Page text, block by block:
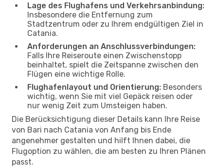
Lage des Flughafens und Verkehrsanbindung:
Insbesondere die Entfernung zum
Stadtzentrum oder zu Ihrem endgültigen Ziel in
Catania.
Anforderungen an Anschlussverbindungen:
Falls Ihre Reiseroute einen Zwischenstopp
beinhaltet, spielt die Zeitspanne zwischen den
Flügen eine wichtige Rolle.
Flughafenlayout und Orientierung: Besonders
wichtig, wenn Sie mit viel Gepäck reisen oder
nur wenig Zeit zum Umsteigen haben.
Die Berücksichtigung dieser Details kann Ihre Reise
von Bari nach Catania von Anfang bis Ende
angenehmer gestalten und hilft Ihnen dabei, die
Flugoption zu wählen, die am besten zu Ihren Plänen
passt.